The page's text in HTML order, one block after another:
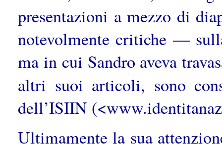
presentazioni a mezzo di
notevolmente critiche —
ma in cui Sandro aveva
altri suoi articoli, sono
dell’ISIIN
Ultimamente la sua